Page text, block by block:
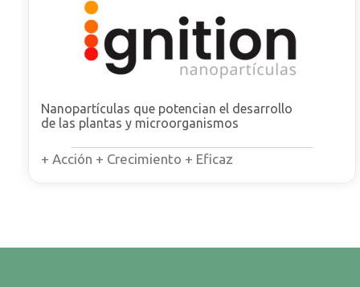
Nanopartículas que potencian el desarrollo
de las plantas y microorganismos
+ Acción + Crecimiento + Eficaz